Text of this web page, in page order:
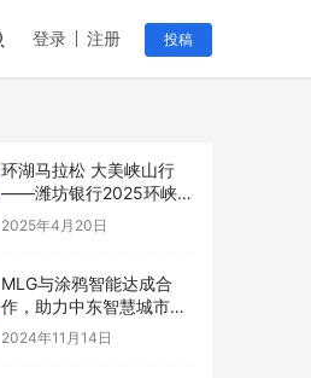
登录 注册 投稿
环湖马拉松 大美峡山行
——潍坊银行2025环峡山
湖马拉松鸣枪开赛
2025年4月20日
MLG与涂鸦智能达成合
作，助力中东智慧城市发
展步入快车道
2024年11月14日